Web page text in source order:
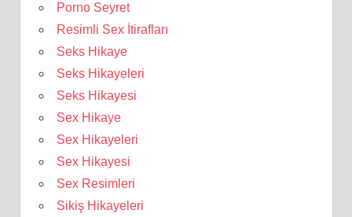
Porno Seyret
Resimli Sex İtirafları
Seks Hikaye
Seks Hikayeleri
Seks Hikayesi
Sex Hikaye
Sex Hikayeleri
Sex Hikayesi
Sex Resimleri
Sikiş Hikayeleri